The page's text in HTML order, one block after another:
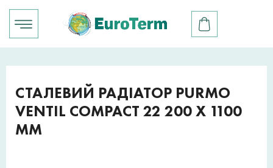
СТАЛЕВИЙ РАДІАТОР PURMO
VENTIL COMPACT 22 200 X 1100
ММ